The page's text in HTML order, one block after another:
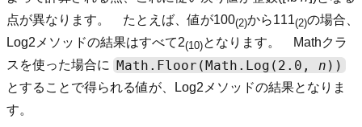
点が異なります。 たとえば、値が100(2)から111(2)の場合、
Log2メソッドの結果はすべて2(10)となります。 Mathクラ
スを使った場合に Math.Floor(Math.Log(2.0, n ))
とすることで得られる値が、Log2メソッドの結果となりま
す。